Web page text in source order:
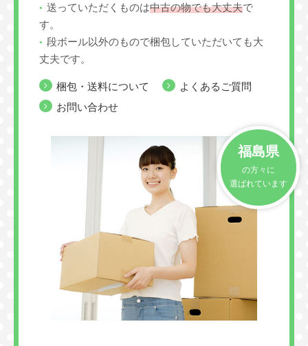
送っていただくものは中古の物でも大丈夫で
す。
段ボール以外のもので梱包していただいても大
丈夫です。
梱包・送料について
よくあるご質問
お問い合わせ
福島県
の方々に
選ばれています